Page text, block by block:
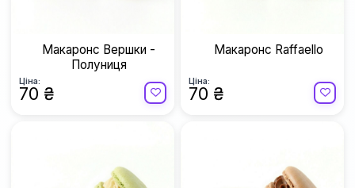
Макаронс Вершки -
Полуниця
Ціна:
70 ₴
Макаронс Raffaello
Ціна:
70 ₴